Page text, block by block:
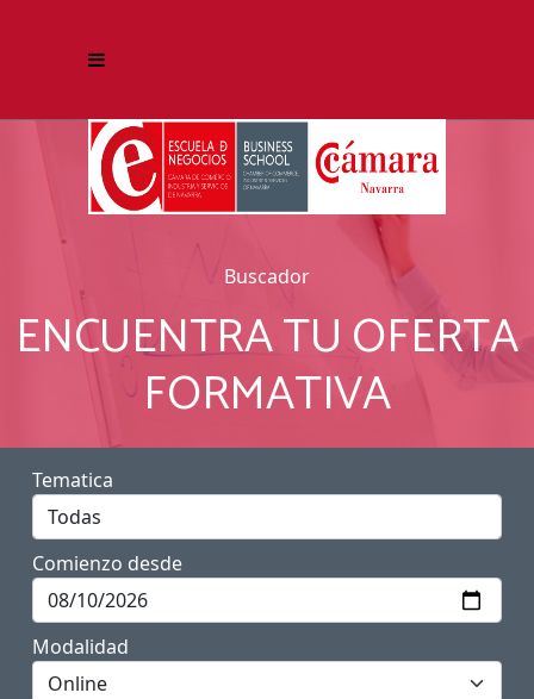
Buscador
ENCUENTRA TU OFERTA
FORMATIVA
Tematica
Comienzo desde
Modalidad